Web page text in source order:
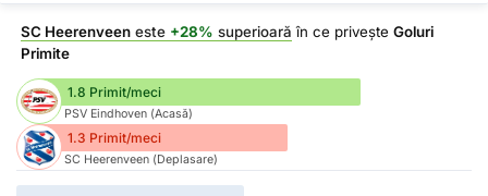
SC Heerenveen este +28% superioară în ce privește Goluri
Primite
1.8 Primit/meci
PSV Eindhoven (Acasă)
1.3 Primit/meci
SC Heerenveen (Deplasare)